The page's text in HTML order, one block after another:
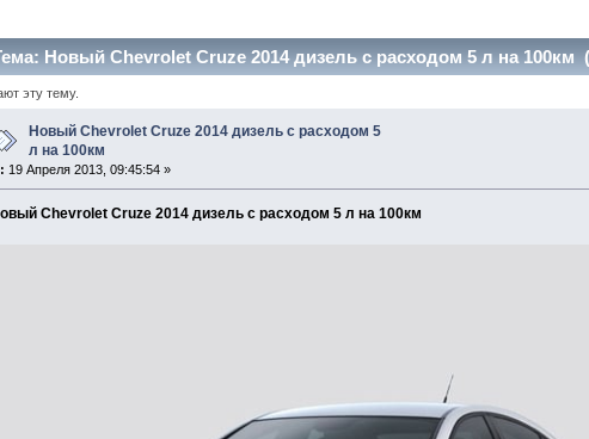
Новый Chevrolet Cruze 2014 дизель с расходом 5 л на 100км
эту тему.
Новый Chevrolet Cruze 2014 дизель с расходом 5
л на 100км
: 19 Апреля 2013, 09:45:54 »
Chevrolet Cruze 2014 дизель с расходом 5 л на 100км